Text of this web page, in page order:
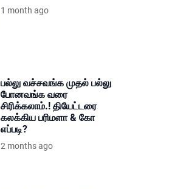
1 month ago
பல்லு வச்சவங்க முதல் பல்லு
போனவங்க வரை
சிரிக்கலாம்.! தியேட்டரை
கலக்கிய பரிமளா & கோ
எப்படி?
2 months ago